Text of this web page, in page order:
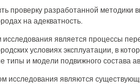
проверку разработанной методики
на адекватность.
является процессы
условиях эксплуатации, в
типы и модели подвижного состава
исследования являются